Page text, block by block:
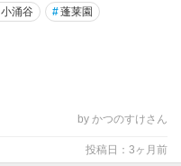
小涌谷 #蓬莱園
by かつのすけさん
投稿日：3ヶ月前